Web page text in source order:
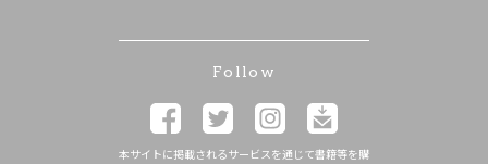
Follow
本サイトに掲載されるサービスを通じて書籍等を購